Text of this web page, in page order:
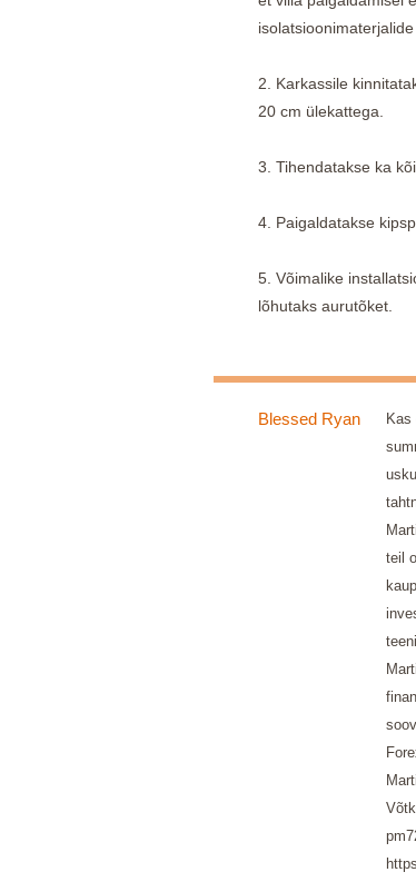
2. Karkassile
20 cm ülekattega.
3. Tihendatakse ka
4. Paigaldatakse
5. Võimalike
lõhutaks aurutõket.
Blessed Ryan
teil